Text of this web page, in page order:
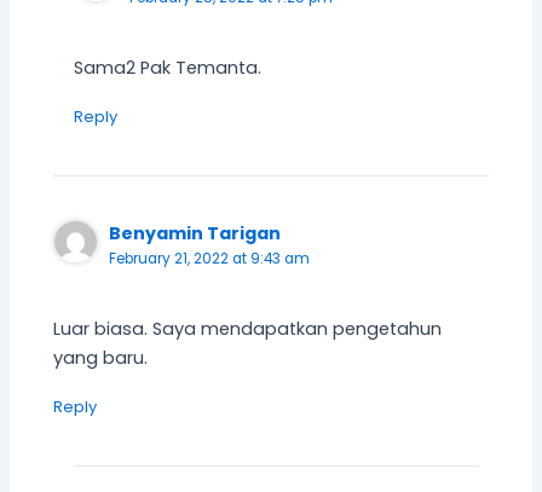
Sama2 Pak Temanta.
Reply
Benyamin Tarigan
February 21, 2022 at 9:43 am
Luar biasa. Saya mendapatkan pengetahun
yang baru.
Reply